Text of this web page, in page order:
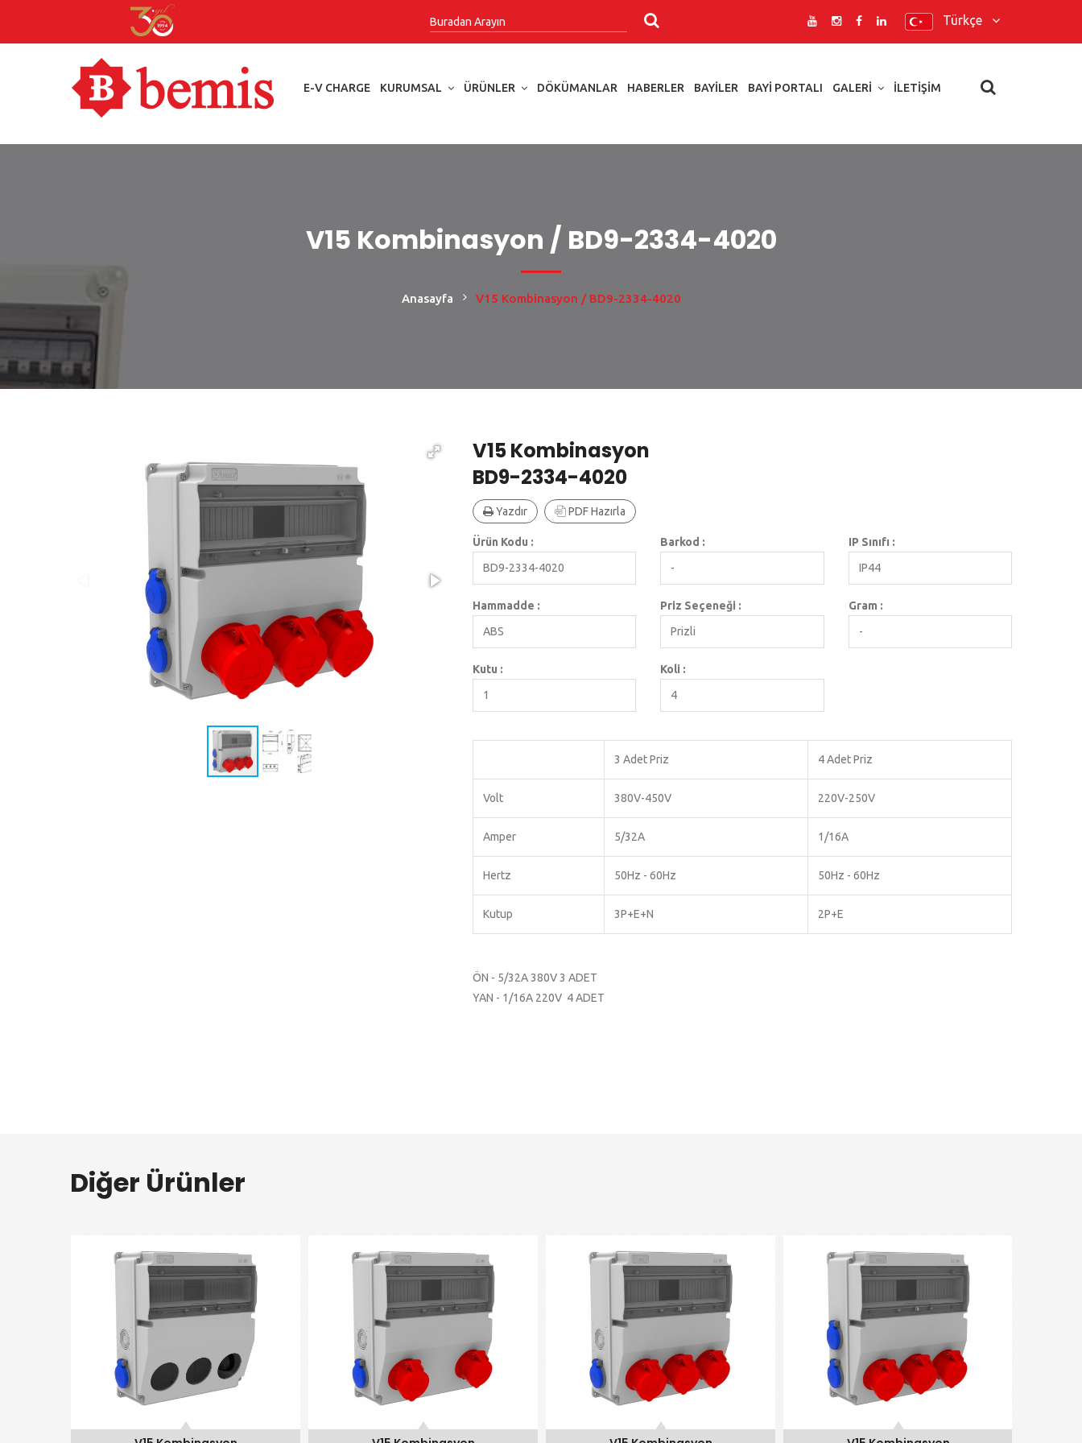
Türkçe
E-V CHARGE KURUMSAL ÜRÜNLER DÖKÜMANLAR HABERLER BAYILER BAYI PORTALI GALERI İLETIŞIM
V15 Kombinasyon / BD9-2334-4020
Anasayfa V15 Kombinasyon / BD9-2334-4020
V15 Kombinasyon
BD9-2334-4020
Yazdır PDF Hazırla
Ürün Kodu :
BD9-2334-4020
Barkod :
-
IP Sınıfı :
IP44
Hammadde :
ABS
Priz Seçeneği :
Prizli
Gram :
-
Kutu :
1
Koli :
4
3 Adet Priz 4 Adet Priz
Volt 380V-450V 220V-250V
Amper 5/32A 1/16A
Hertz 50Hz - 60Hz 50Hz - 60Hz
Kutup 3P+E+N 2P+E
ÖN - 5/32A 380V 3 ADET
YAN - 1/16A 220V 4 ADET
Diğer Ürünler